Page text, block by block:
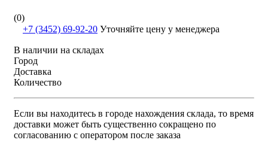
(0)
+7 (3452) 69-92-20 Уточняйте цену у менеджера
В наличии на складах
Город
Доставка
Количество
Если вы находитесь в городе нахождения склада, то время
доставки может быть существенно сокращено по
согласованию с оператором после заказа